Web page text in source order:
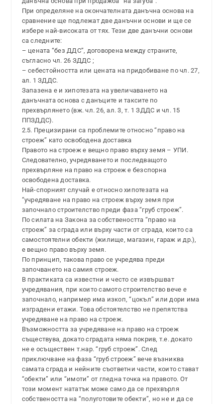
При определяне на окончателната данъчна основа на
сравнение ще подлежат две данъчни основи и ще се
избере най-високата от тях. Тези две данъчни основи
са следните:
– цената “без ДДС”, договорена между страните,
съгласно чл. 26 ЗДДС ;
– себестойността или цената на придобиване по чл. 27,
ал. 1 ЗДДС.
Запазена е и хипотезата на увеличаването на
данъчната основа с данъците и таксите по
прехвърлянето (вж. чл. 26, ал. 3, т. 1 ЗДДС и чл. 15
ППЗДДС).
2.5. Прецизирани са проблемите относно “право на
строеж” като освободена доставка
Правото на строеж е вещно право върху земя – УПИ.
Следователно, учредяването и последващото
прехвърляне на право на строеж е безспорна
освободена доставка.
Най-спорният случай е относно хипотезата на
“учредяване на право на строеж върху земя при
започнало строителство преди фаза “груб строеж”.
По силата на Закона за собствеността “право на
строеж” за сграда или върху части от сграда, които са
самостоятелни обекти (жилище, магазин, гараж и др.),
е вещно право върху земя.
По принцип, такова право се учредява преди
започването на самия строеж.
В практиката са известни и често се извършват
учредявания, при които самото строителство вече е
започнало, например има изкоп, “цокъл” или дори има
изградени етажи. Това обстоятелство не препятства
учредяване на право на строеж.
Възможността за учредяване на право на строеж
съществува, докато сградата няма покрив, т.е. докато
не е осъществен т.нар. “груб строеж”. След
приключване на фаза “груб строеж” вече възниква
самата сграда и нейните съответни части, които стават
“обекти” или “имоти” от гледна точка на правото. От
този момент нататък може само да се прехвърля
собствеността на “полуготовите обекти”, но не и да се